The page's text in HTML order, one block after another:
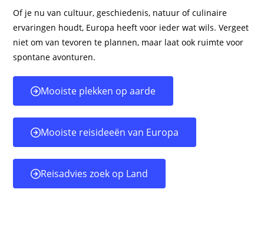
Of je nu van cultuur, geschiedenis, natuur of culinaire
ervaringen houdt, Europa heeft voor ieder wat wils. Vergeet
niet om van tevoren te plannen, maar laat ook ruimte voor
spontane avonturen.
Mooiste plekken op aarde
Mooiste reisideeën van Europa
Reisadvies zoek op Land